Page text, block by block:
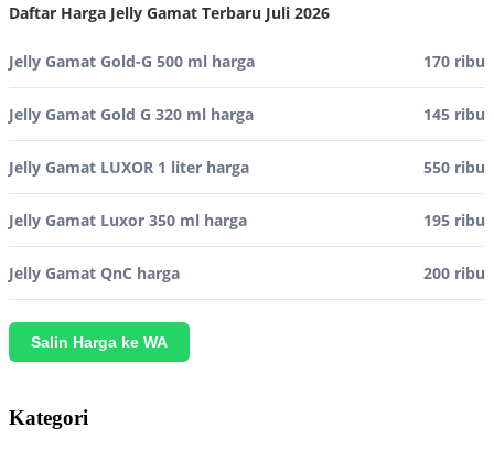
Daftar Harga Jelly Gamat Terbaru Juli 2026
Jelly Gamat Gold-G 500 ml harga 170 ribu
Jelly Gamat Gold G 320 ml harga 145 ribu
Jelly Gamat LUXOR 1 liter harga 550 ribu
Jelly Gamat Luxor 350 ml harga 195 ribu
Jelly Gamat QnC harga 200 ribu
Salin Harga ke WA
Kategori